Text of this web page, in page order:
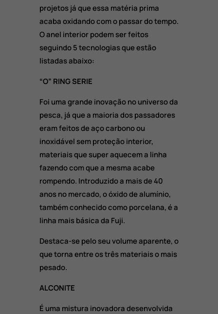
projetos já que essa matéria prima
acaba oxidando com o passar do tempo.
O anel interior podem ser feitos
seguindo 5 tecnologias que estão
listadas abaixo:
“O” RING SERIE
Foi uma grande inovação no universo da
pesca, já que a maioria dos passadores
eram feitos de aço carbono ou
inoxidável sem proteção interior,
materiais que super aquecem a linha
fazendo com que a mesma acabe
rompendo. Introduzido a mais de 40
anos no mercado, o óxido de alumínio,
também conhecido como porcelana, é a
linha mais básica da Fuji.
Destaca-se pelo seu volume aparente, o
que torna entre os três materiais o mais
pesado.
ALCONITE
É uma mistura inovadora desenvolvida